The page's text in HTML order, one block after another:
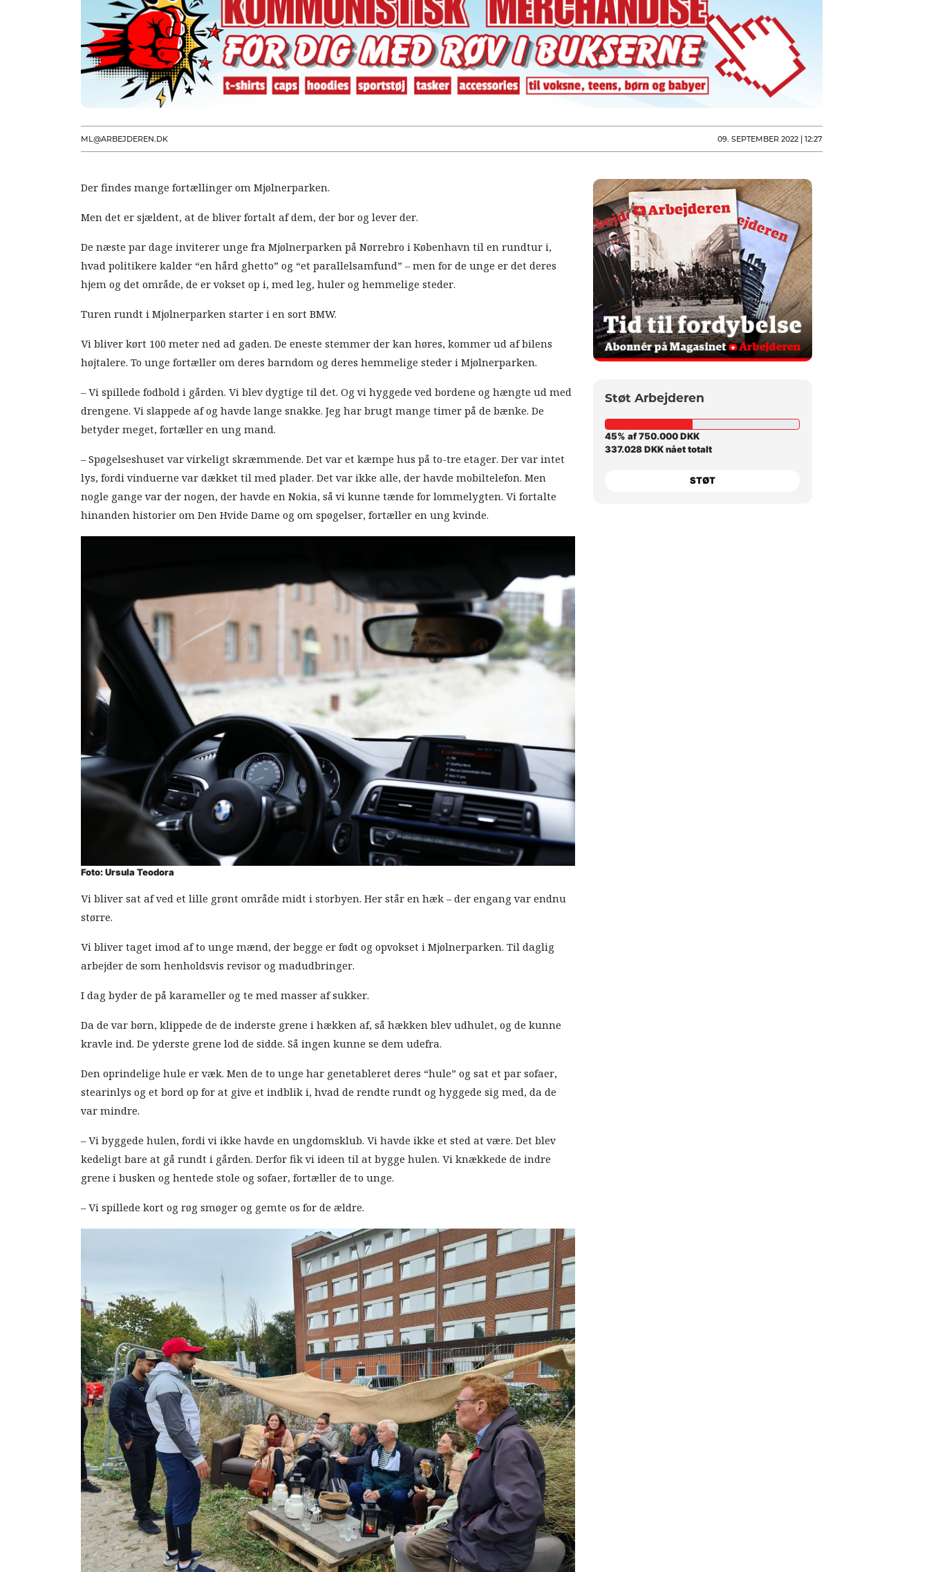
ML@ARBEJDEREN.DK 09. SEPTEMBER 2022 | 12:27
Der findes mange fortællinger om Mjølnerparken.
Men det er sjældent, at de bliver fortalt af dem, der bor og lever der.
De næste par dage inviterer unge fra Mjølnerparken på Nørrebro i København til en rundtur i,
hvad politikere kalder “en hård ghetto” og “et parallelsamfund” – men for de unge er det deres
hjem og det område, de er vokset op i, med leg, huler og hemmelige steder.
Turen rundt i Mjølnerparken starter i en sort BMW.
Vi bliver kørt 100 meter ned ad gaden. De eneste stemmer der kan høres, kommer ud af bilens
højtalere. To unge fortæller om deres barndom og deres hemmelige steder i Mjølnerparken.
– Vi spillede fodbold i gården. Vi blev dygtige til det. Og vi hyggede ved bordene og hængte ud med
drengene. Vi slappede af og havde lange snakke. Jeg har brugt mange timer på de bænke. De
betyder meget, fortæller en ung mand.
– Spøgelseshuset var virkeligt skræmmende. Det var et kæmpe hus på to-tre etager. Der var intet
lys, fordi vinduerne var dækket til med plader. Det var ikke alle, der havde mobiltelefon. Men
nogle gange var der nogen, der havde en Nokia, så vi kunne tænde for lommelygten. Vi fortalte
hinanden historier om Den Hvide Dame og om spøgelser, fortæller en ung kvinde.
Foto: Ursula Teodora
Vi bliver sat af ved et lille grønt område midt i storbyen. Her står en hæk – der engang var endnu
større.
Vi bliver taget imod af to unge mænd, der begge er født og opvokset i Mjølnerparken. Til daglig
arbejder de som henholdsvis revisor og madudbringer.
I dag byder de på karameller og te med masser af sukker.
Da de var børn, klippede de de inderste grene i hækken af, så hækken blev udhulet, og de kunne
kravle ind. De yderste grene lod de sidde. Så ingen kunne se dem udefra.
Den oprindelige hule er væk. Men de to unge har genetableret deres “hule” og sat et par sofaer,
stearinlys og et bord op for at give et indblik i, hvad de rendte rundt og hyggede sig med, da de
var mindre.
– Vi byggede hulen, fordi vi ikke havde en ungdomsklub. Vi havde ikke et sted at være. Det blev
kedeligt bare at gå rundt i gården. Derfor fik vi ideen til at bygge hulen. Vi knækkede de indre
grene i busken og hentede stole og sofaer, fortæller de to unge.
– Vi spillede kort og røg smøger og gemte os for de ældre.
Støt Arbejderen
45% af 750.000 DKK
337.028 DKK nået totalt
STØT